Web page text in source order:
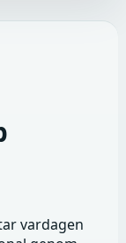
vardagen